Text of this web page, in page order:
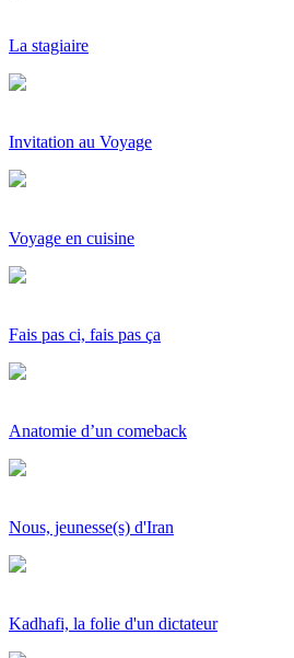
La stagiaire
Invitation au Voyage
Voyage en cuisine
Fais pas ci, fais pas ça
Anatomie d’un comeback
Nous, jeunesse(s) d'Iran
Kadhafi, la folie d'un dictateur